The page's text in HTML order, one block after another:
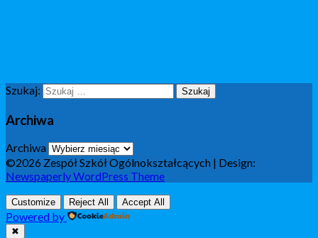
Szukaj:
Archiwa
Archiwa
©2026 Zespół Szkół Ogólnokształcących | Design:
Newspaperly WordPress Theme
Customize Reject All Accept All
Powered by
✖